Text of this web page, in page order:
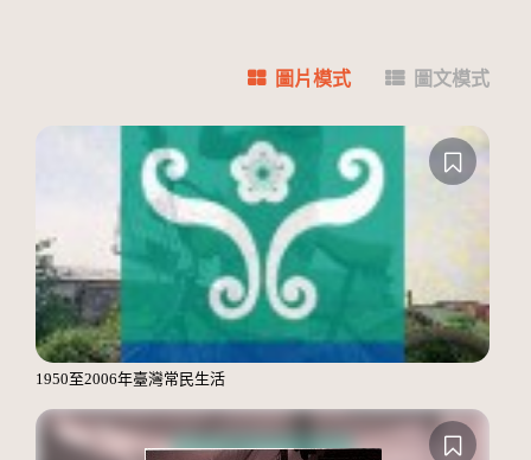
圖片模式 圖文模式
1950至2006年臺灣常民生活